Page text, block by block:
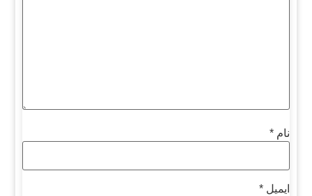
نام*
ایمیل*